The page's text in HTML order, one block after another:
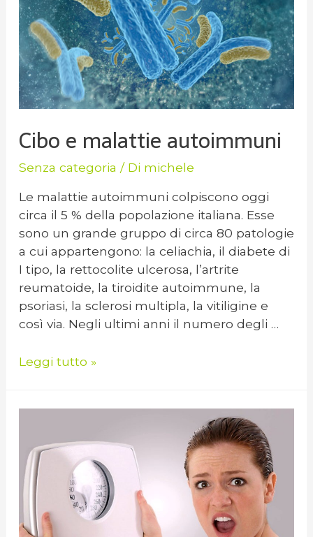
Cibo e malattie autoimmuni
Senza categoria / Di michele
Le malattie autoimmuni colpiscono oggi
circa il 5 % della popolazione italiana. Esse
sono un grande gruppo di circa 80 patologie
a cui appartengono: la celiachia, il diabete di
I tipo, la rettocolite ulcerosa, l’artrite
reumatoide, la tiroidite autoimmune, la
psoriasi, la sclerosi multipla, la vitiligine e
così via. Negli ultimi anni il numero degli …
Leggi tutto »